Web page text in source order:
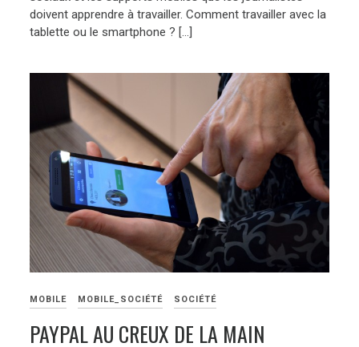
doivent apprendre à travailler. Comment travailler avec la
tablette ou le smartphone ? […]
MOBILE MOBILE_SOCIÉTÉ SOCIÉTÉ
PAYPAL AU CREUX DE LA MAIN